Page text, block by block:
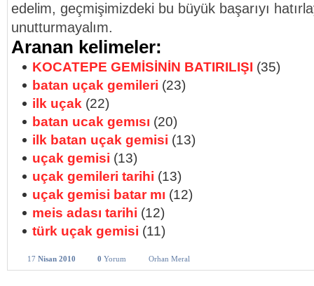
edelim, geçmişimizdeki bu büyük başarıyı
unutturmayalım.
Aranan kelimeler:
KOCATEPE GEMİSİNİN BATIRILIŞI (35)
batan uçak gemileri (23)
ilk uçak (22)
batan ucak gemısı (20)
ilk batan uçak gemisi (13)
uçak gemisi (13)
uçak gemileri tarihi (13)
uçak gemisi batar mı (12)
meis adası tarihi (12)
türk uçak gemisi (11)
17 Nisan 2010 0 Yorum Orhan Meral